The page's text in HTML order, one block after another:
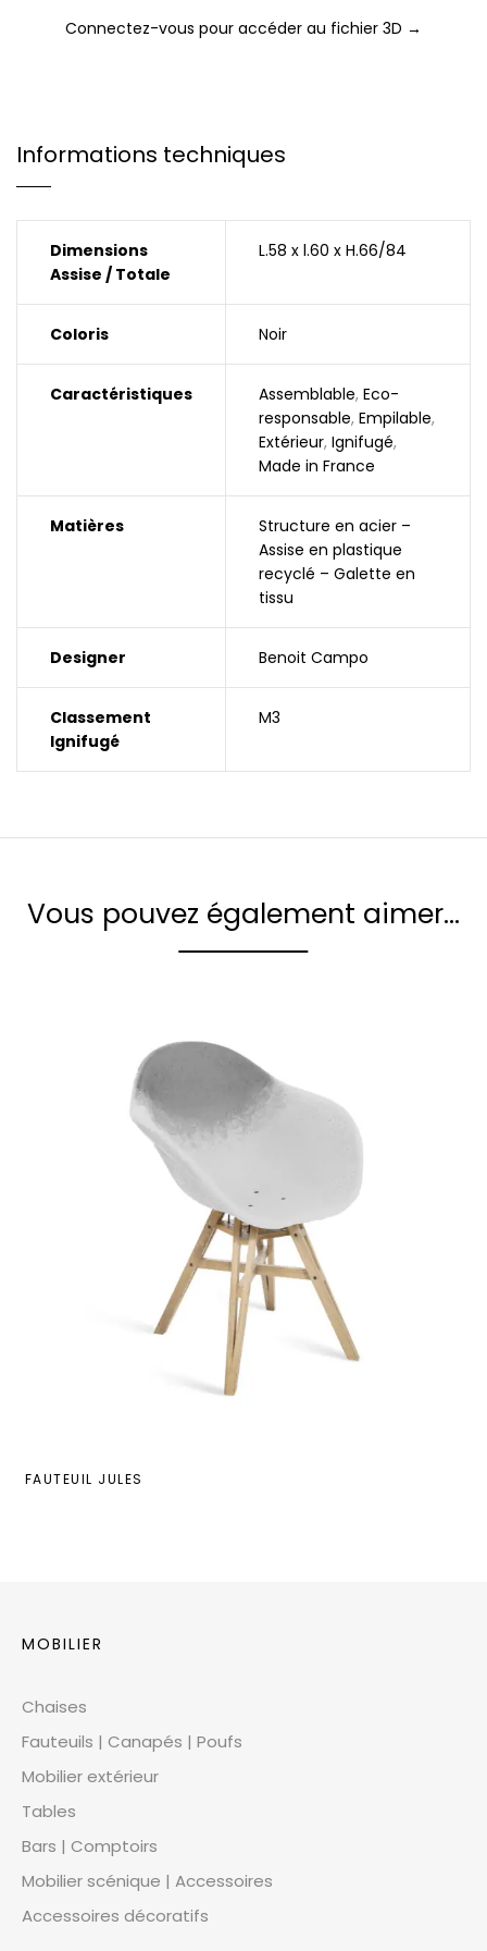
Connectez-vous pour accéder au fichier 3D →
Informations techniques
Dimensions
Assise / Totale
L.58 x l.60 x H.66/84
Coloris Noir
Caractéristiques Assemblable, Eco-
responsable, Empilable,
Extérieur, Ignifugé,
Made in France
Matières
Structure en acier –
Assise en plastique
recyclé – Galette en
tissu
Designer Benoit Campo
Classement
Ignifugé
M3
Vous pouvez également aimer…
FAUTEUIL JULES
MOBILIER
Chaises
Fauteuils | Canapés | Poufs
Mobilier extérieur
Tables
Bars | Comptoirs
Mobilier scénique | Accessoires
Accessoires décoratifs